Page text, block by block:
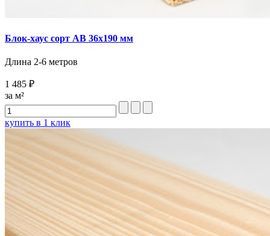
Блок-хаус сорт AB 36х190 мм
Длина 2-6 метров
1 485 ₽
за м²
купить в 1 клик